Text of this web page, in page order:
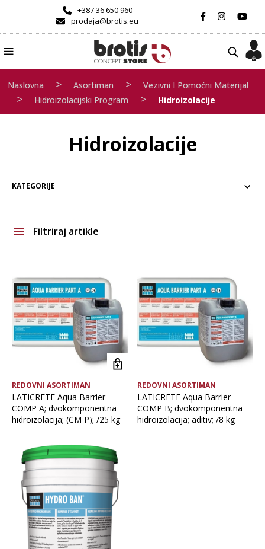
+387 36 650 960
prodaja@brotis.eu
Naslovna > Asortiman > Vezivni I Pomoćni Materijal
> Hidroizolacijski Program > Hidroizolacije
Hidroizolacije
KATEGORIJE
Filtriraj artikle
Vrsta asortimana
REDOVNI ASORTIMAN
LATICRETE Aqua Barrier -
COMP A; dvokomponentna
hidroizolacija; (CM P); /25 kg
REDOVNI ASORTIMAN
LATICRETE Aqua Barrier -
COMP B; dvokomponentna
hidroizolacija; aditiv; /8 kg